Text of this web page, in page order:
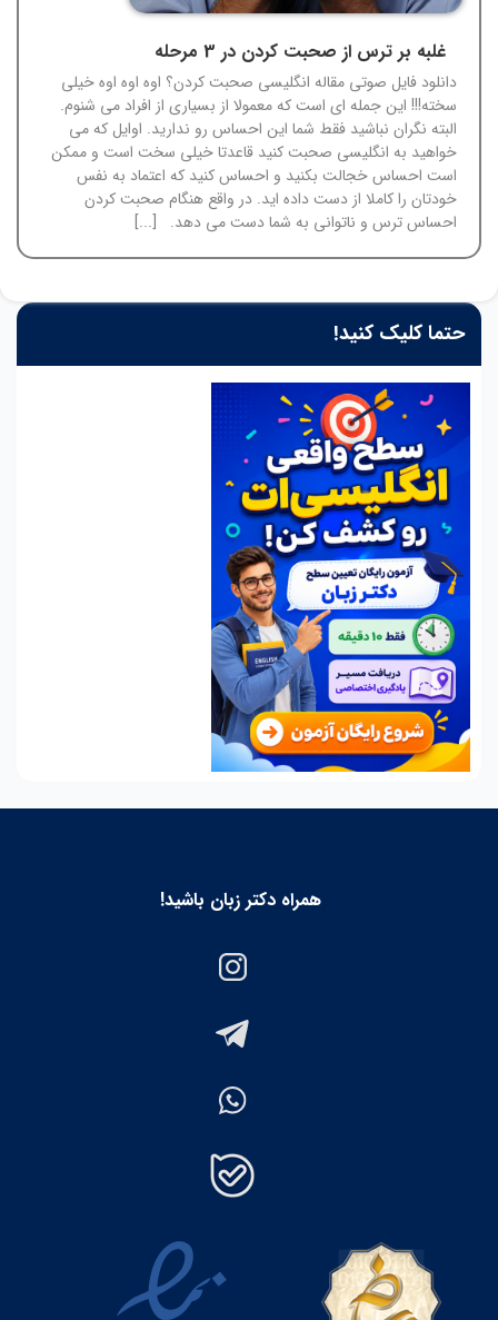
حتما کلیک کنید!
غلبه بر ترس از صحبت کردن در 3 مرحله
دانلود فایل صوتی مقاله انگلیسی صحبت کردن؟ اوه اوه اوه خیلی
سخته!!! این جمله ای است که معمولا از بسیاری از افراد می شنوم.
البته نگران نباشید فقط شما این احساس رو ندارید. اوایل که می
خواهید به انگلیسی صحبت کنید قاعدتا خیلی سخت است و ممکن
است احساس خجالت بکنید و احساس کنید که اعتماد به نفس
خودتان را کاملا از دست داده اید. در واقع هنگام صحبت کردن
احساس ترس و ناتوانی به شما دست می دهد. [...]
همراه دکتر زبان باشید!